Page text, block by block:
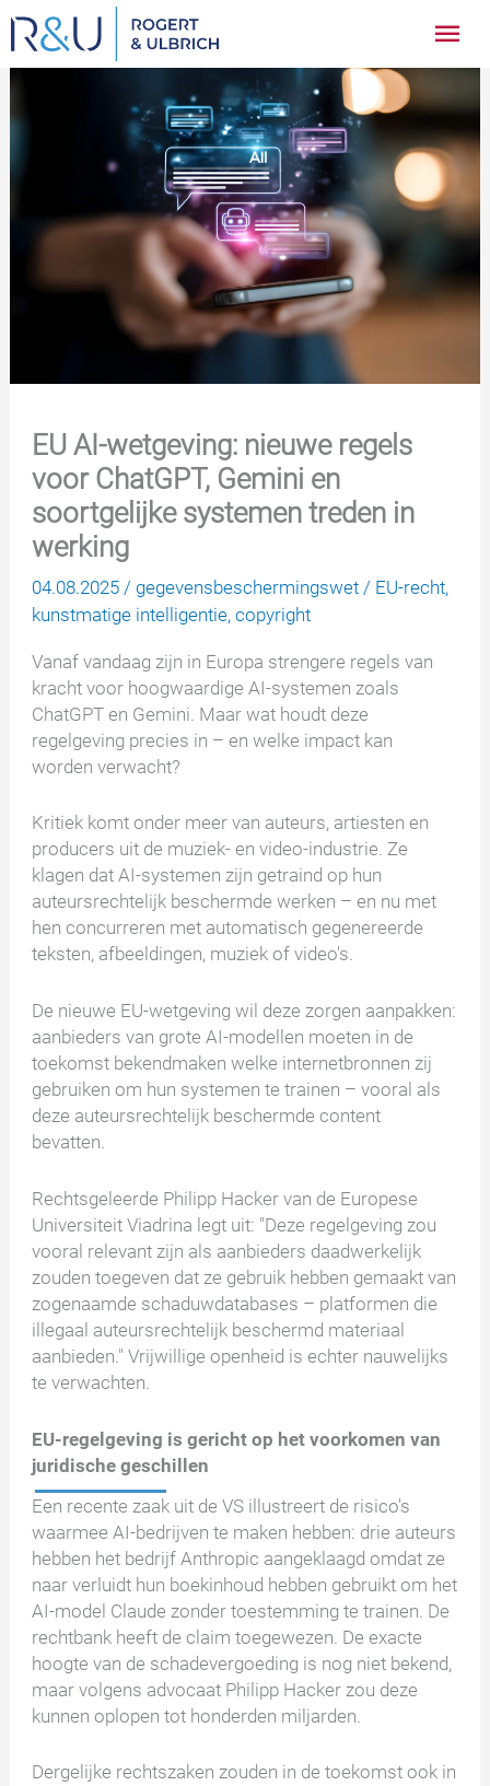
Ga
naar
inhoud
EU AI-wetgeving: nieuwe regels
voor ChatGPT, Gemini en
soortgelijke systemen treden in
werking
04.08.2025/ gegevensbeschermingswet / EU-recht,
kunstmatige intelligentie,copyright
Vanaf vandaag zijn in Europa strengere regels van
kracht voor hoogwaardige AI-systemen zoals
ChatGPT en Gemini. Maar wat houdt deze
regelgeving precies in – en welke impact kan
worden verwacht?
Kritiek komt onder meer van auteurs, artiesten en
producers uit de muziek- en video-industrie. Ze
klagen dat AI-systemen zijn getraind op hun
auteursrechtelijk beschermde werken – en nu met
hen concurreren met automatisch gegenereerde
teksten, afbeeldingen, muziek of video's.
De nieuwe EU-wetgeving wil deze zorgen aanpakken:
aanbieders van grote AI-modellen moeten in de
toekomst bekendmaken welke internetbronnen zij
gebruiken om hun systemen te trainen – vooral als
deze auteursrechtelijk beschermde content
bevatten.
Rechtsgeleerde Philipp Hacker van de Europese
Universiteit Viadrina legt uit: "Deze regelgeving zou
vooral relevant zijn als aanbieders daadwerkelijk
zouden toegeven dat ze gebruik hebben gemaakt van
zogenaamde schaduwdatabases – platformen die
illegaal auteursrechtelijk beschermd materiaal
aanbieden." Vrijwillige openheid is echter nauwelijks
te verwachten.
EU-regelgeving is gericht op het voorkomen van
juridische geschillen
Een recente zaak uit de VS illustreert de risico's
waarmee AI-bedrijven te maken hebben: drie auteurs
hebben het bedrijf Anthropic aangeklaagd omdat ze
naar verluidt hun boekinhoud hebben gebruikt om het
AI-model Claude zonder toestemming te trainen. De
rechtbank heeft de claim toegewezen. De exacte
hoogte van de schadevergoeding is nog niet bekend,
maar volgens advocaat Philipp Hacker zou deze
kunnen oplopen tot honderden miljarden.
Dergelijke rechtszaken zouden in de toekomst ook in